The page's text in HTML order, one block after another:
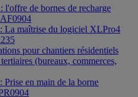
l'offre de bornes de recharge
La maîtrise du logiciel XLPro4
pour chantiers résidentiels
(bureaux, commerces,
en main de la borne